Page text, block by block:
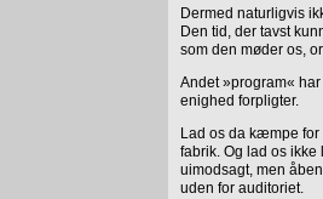
Dermed naturligvis
Den tid, der tavst
som den møder os,
Andet »program«
enighed forpligter.
Lad os da kæmpe
fabrik. Og lad os
uimodsagt, men
uden for auditoriet.